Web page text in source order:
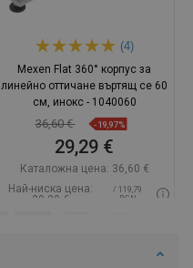
(4)
Mexen Flat 360° корпус за
линейно оттичане въртящ се 60
см, инокс - 1040060
36,60 € -19,97%
29,29 €
Каталожна цена: 36,60 €
Най-ниска цена:
29,29 €
/ 119,79
BGN
Добави в количката